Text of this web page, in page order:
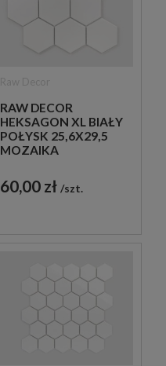
RAW DECOR
HEKSAGON XL BIAŁY
POŁYSK 25,6X29,5
MOZAIKA
60,00 zł szt.